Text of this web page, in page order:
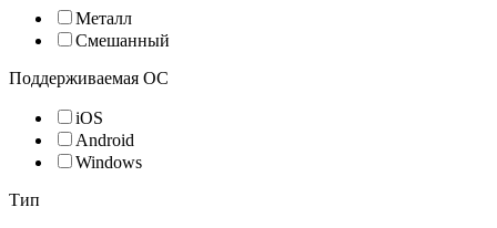
Металл
Смешанный
Поддерживаемая ОС
iOS
Android
Windows
Тип